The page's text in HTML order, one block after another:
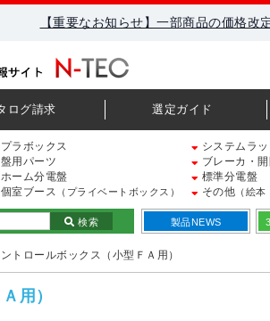
【重要なお知らせ】一部商品の価格改
ログ請求 選定ガイド
プラボックス システムラッ
盤用パーツ ブレーカ・
ホーム分電盤 標準分電盤
個室ブース （プライベートボックス） その他 （絵
検索 製品NEWS
トロールボックス（小型ＦＡ用）
用）